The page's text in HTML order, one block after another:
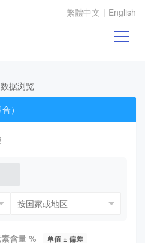
繁體中文 | English
数据浏览
）
含量 % 单值 ± 偏差